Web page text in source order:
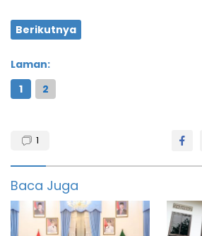
Berikutnya
Laman:
1
2
Kabupaten
Pandeglang
1
Baca Juga